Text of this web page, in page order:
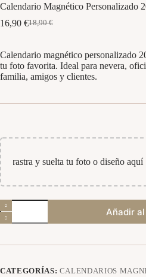
Calendario Magnético Personalizado
18,90€
El
era:
18,90 €.
16,90 €El
es:
16,90 €.
Calendario magnético personalizado
tu foto favorita. Ideal para nevera,
familia, amigos y clientes.
Arrastra y suelta tu foto o diseño aquí
Calendario
Magnético
Personalizado
A5
Añadir
CATEGORÍAS: CALENDARIOS